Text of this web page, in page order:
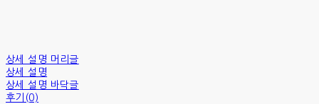
상세 설명 머리글
상세 설명
상세 설명 바닥글
후기(0)